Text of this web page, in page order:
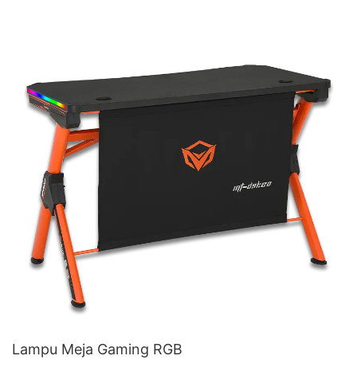
Lampu Meja Gaming RGB